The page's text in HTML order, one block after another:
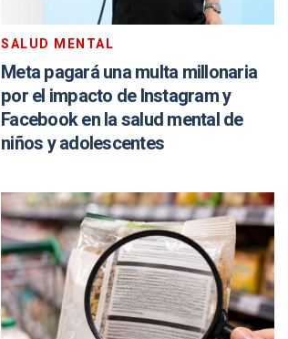
SALUD MENTAL
Meta pagará una multa millonaria
por el impacto de Instagram y
Facebook en la salud mental de
niños y adolescentes